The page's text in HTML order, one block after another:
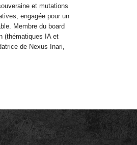
et mutations
engagée pour un
Membre du board
(thématiques IA et
de Nexus Inari,